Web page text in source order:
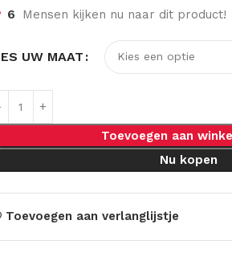
6 Mensen kijken nu naar dit product!
UW MAAT
Toevoegen aan
Nu kopen
Toevoegen aan verlanglijstje